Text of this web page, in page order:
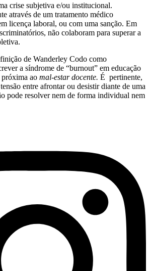
crise subjetiva e/ou institucional.
através de um tratamento médico
licença laboral, ou com uma sanção. Em
não colaboram para superar a
de Wanderley Codo como
a síndrome de “burnout” em educação
ao mal-estar docente. É pertinente,
entre afrontar ou desistir diante de uma
pode resolver nem de forma individual nem